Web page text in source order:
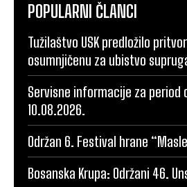
POPULARNI ČLANCI
Tužilaštvo USK predložilo
osumnjičenu za ubistvo
Servisne informacije za period
10.08.2026.
Održan 6. Festival hrane
Bosanska Krupa: Održani 46.